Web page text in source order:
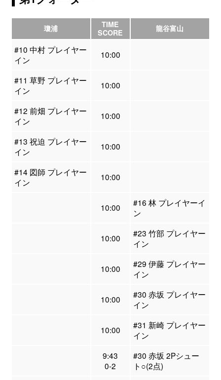
瓊浦
TIME
SCORE
龍谷富山
#10 中村 プレイヤー
イン
10:00
#11 草野 プレイヤー
イン
10:00
#12 前畑 プレイヤー
イン
10:00
#13 祝迫 プレイヤー
イン
10:00
#14 図師 プレイヤー
イン
10:00
10:00
#16 林 プレイヤーイ
ン
10:00
#23 竹部 プレイヤー
イン
10:00
#29 伊藤 プレイヤー
イン
10:00
#30 赤坂 プレイヤー
イン
10:00
#31 新崎 プレイヤー
イン
9:43
0-2
#30 赤坂 2Pシュー
ト○(2点)